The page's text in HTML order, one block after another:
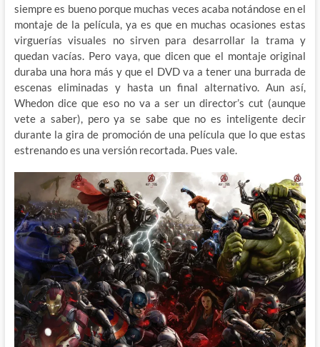
siempre es bueno porque muchas veces acaba notándose en el
montaje de la película, ya es que en muchas ocasiones estas
virguerías visuales no sirven para desarrollar la trama y
quedan vacías. Pero vaya, que dicen que el montaje original
duraba una hora más y que el DVD va a tener una burrada de
escenas eliminadas y hasta un final alternativo. Aun así,
Whedon dice que eso no va a ser un director’s cut (aunque
vete a saber), pero ya se sabe que no es inteligente decir
durante la gira de promoción de una película que lo que estas
estrenando es una versión recortada. Pues vale.